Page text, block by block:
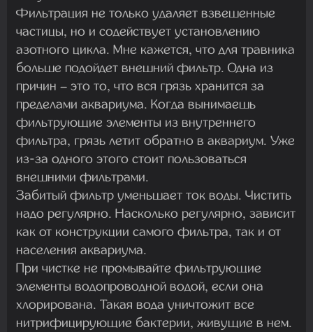
Фильтрация не только удаляет взвешенные
частицы, но и содействует установлению
азотного цикла. Мне кажется, что для травника
больше подойдет внешний фильтр. Одна из
причин – это то, что вся грязь хранится за
пределами аквариума. Когда вынимаешь
фильтрующие элементы из внутреннего
фильтра, грязь летит обратно в аквариум. Уже
из-за одного этого стоит пользоваться
внешними фильтрами.
Забитый фильтр уменьшает ток воды. Чистить
надо регулярно. Насколько регулярно, зависит
как от конструкции самого фильтра, так и от
населения аквариума.
При чистке не промывайте фильтрующие
элементы водопроводной водой, если она
хлорирована. Такая вода уничтожит все
нитрифицирующие бактерии, живущие в нем.